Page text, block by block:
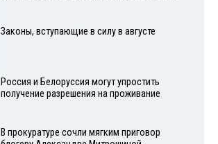
Законы, вступающие в силу в августе
Россия и Белоруссия могут упростить
получение разрешения на проживание
В прокуратуре сочли мягким приговор